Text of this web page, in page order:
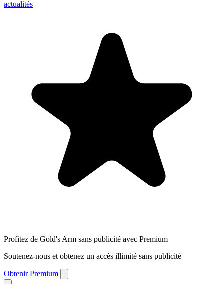
actualités
Profitez de Gold's Arm sans publicité avec Premium
Soutenez-nous et obtenez un accès illimité sans publicité
Obtenir Premium